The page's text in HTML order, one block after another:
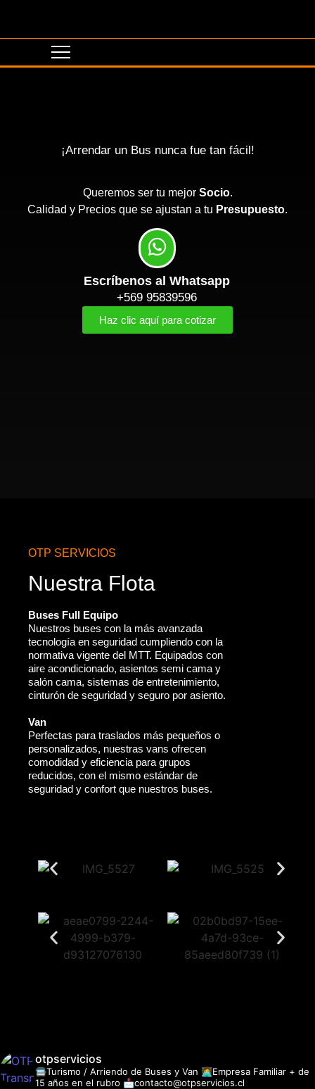
¡Arrendar un Bus nunca fue tan fácil!
Queremos ser tu mejor Socio.
Calidad y Precios que se ajustan a tu Presupuesto.
Escríbenos al Whatsapp
+569 95839596
Haz clic aquí para cotizar
OTP SERVICIOS
Nuestra Flota
Buses Full Equipo
Nuestros buses con la más avanzada
tecnología en seguridad cumpliendo con la
normativa vigente del MTT. Equipados con
aire acondicionado, asientos semi cama y
salón cama, sistemas de entretenimiento,
cinturón de seguridad y seguro por asiento.
Van
Perfectas para traslados más pequeños o
personalizados, nuestras vans ofrecen
comodidad y eficiencia para grupos
reducidos, con el mismo estándar de
seguridad y confort que nuestros buses.
otpservicios
🚍Turismo / Arriendo de Buses y Van 👩‍💻Empresa Familiar + de
15 años en el rubro 📩contacto@otpservicios.cl